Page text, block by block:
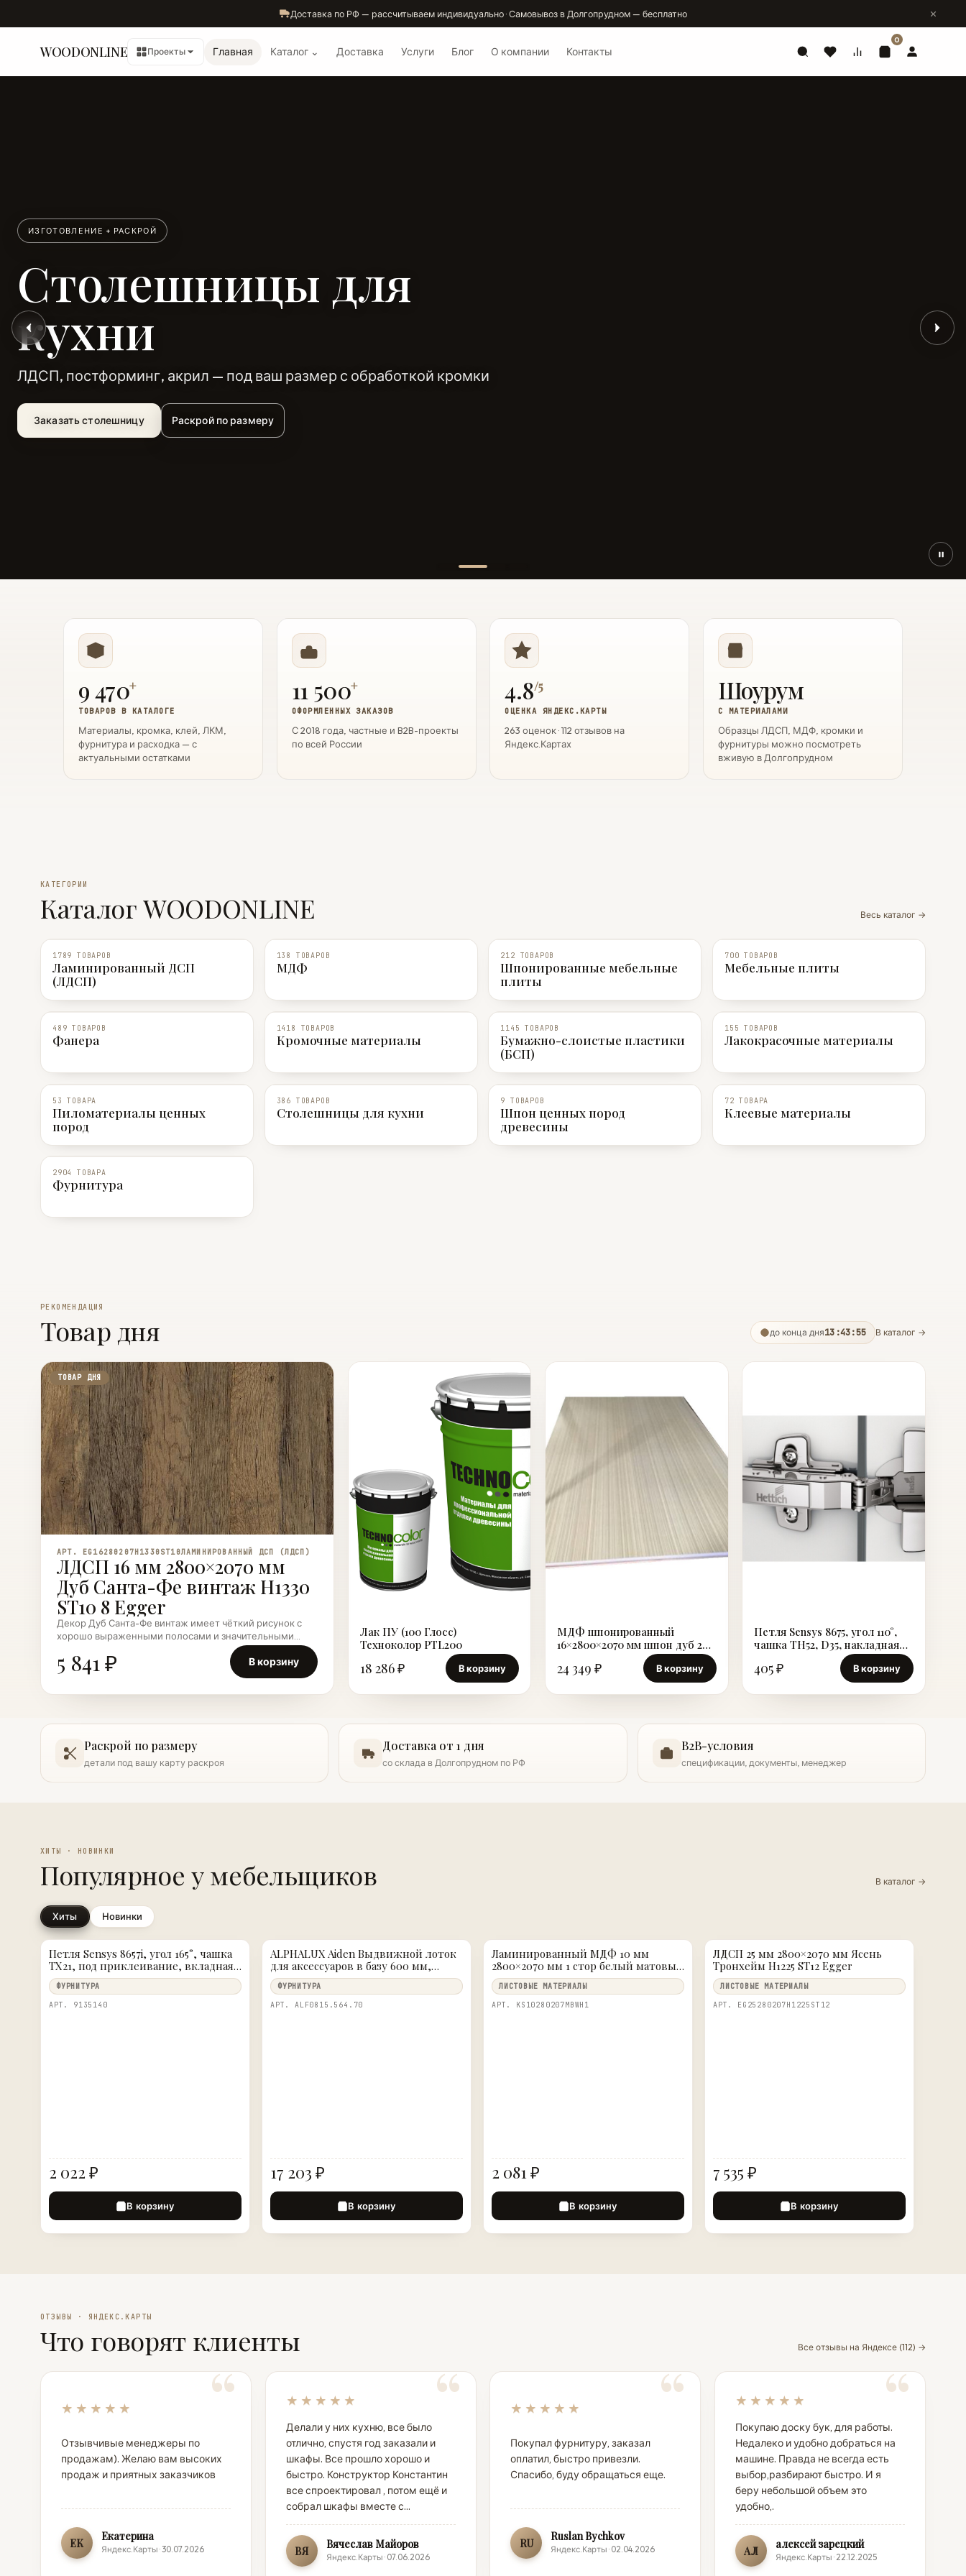
Доставка по РФ — рассчитываем индивидуально · Самовывоз в Долгопрудном — бесплатно
WOODONLINE Проекты Главная Каталог ⌄ Доставка Услуги Блог О компании Контакты
0
ИЗГОТОВЛЕНИЕ + РАСКРОЙ
Столешницы для
кухни
ЛДСП, постформинг, акрил — под ваш размер с обработкой кромки
Заказать столешницу Раскрой по размеру
9 470+
ТОВАРОВ В КАТАЛОГЕ
Материалы, кромка, клей, ЛКМ,
фурнитура и расходка — с
актуальными остатками
11 500+
ОФОРМЛЕННЫХ ЗАКАЗОВ
С 2018 года, частные и B2B-проекты
по всей России
4.8/5
ОЦЕНКА ЯНДЕКС.КАРТЫ
263 оценок · 112 отзывов на
Яндекс.Картах
Шоурум
С МАТЕРИАЛАМИ
Образцы ЛДСП, МДФ, кромки и
фурнитуры можно посмотреть
вживую в Долгопрудном
КАТЕГОРИИ
Каталог WOODONLINE Весь каталог →
1789 ТОВАРОВ
Ламинированный ДСП
(ЛДСП)
138 ТОВАРОВ
МДФ
212 ТОВАРОВ
Шпонированные мебельные
плиты
700 ТОВАРОВ
Мебельные плиты
489 ТОВАРОВ
Фанера
1418 ТОВАРОВ
Кромочные материалы
1145 ТОВАРОВ
Бумажно-слоистые пластики
(БСП)
155 ТОВАРОВ
Лакокрасочные материалы
53 ТОВАРА
Пиломатериалы ценных
пород
386 ТОВАРОВ
Столешницы для кухни
9 ТОВАРОВ
Шпон ценных пород
древесины
72 ТОВАРА
Клеевые материалы
2904 ТОВАРА
Фурнитура
РЕКОМЕНДАЦИЯ
Товар дня до конца дня13:43:53 В каталог →
Лак ПУ (100 Глосс)
Техноколор PTL200
18 286 ₽ В корзину
МДФ шпонированный
16×2800×2070 мм шпон дуб 2
24 349 ₽ В корзину
Петля Sensys 8675, угол 110°,
чашка TH52, D35, накладная
405 ₽ В корзину
ТОВАР ДНЯ
АРТ. EG16280207H1330ST10ЛАМИНИРОВАННЫЙ ДСП (ЛДСП)
ЛДСП 16 мм 2800×2070 мм
Дуб Санта-Фе винтаж H1330
ST10 8 Egger
Декор Дуб Санта-Фе винтаж имеет чёткий рисунок с
хорошо выраженными полосами и значительными
5 841 ₽ В корзину
Раскрой по размеру
детали под вашу карту раскроя
Доставка от 1 дня
со склада в Долгопрудном по РФ
B2B-условия
спецификации, документы, менеджер
ХИТЫ · НОВИНКИ
Популярное у мебельщиков В каталог →
Хиты Новинки
Петля Sensys 8657i, угол 165°, чашка
TX21, под приклеивание, вкладная,
B4, никелированная
ФУРНИТУРА
АРТ. 9135140
2 022 ₽
В корзину
ALPHALUX Aiden Выдвижной лоток
для аксессуаров в базу 600 мм,
564×420×133 (ШхГхВ), экокожа,
шампань
ФУРНИТУРА
АРТ. ALF0815.564.70
17 203 ₽
В корзину
Ламинированный МДФ 10 мм
2800×2070 мм 1 стор белый матовый
Кастамону
ЛИСТОВЫЕ МАТЕРИАЛЫ
АРТ. KS10280207МВWH1
2 081 ₽
В корзину
ЛДСП 25 мм 2800×2070 мм Ясень
Тронхейм H1225 ST12 Egger
ЛИСТОВЫЕ МАТЕРИАЛЫ
АРТ. EG25280207H1225ST12
7 535 ₽
В корзину
ОТЗЫВЫ · ЯНДЕКС.КАРТЫ
Что говорят клиенты Все отзывы на Яндексе (112) →
★★★★★
Отзывчивые менеджеры по
продажам). Желаю вам высоких
продаж и приятных заказчиков
ЕК Екатерина
Яндекс.Карты · 30.07.2026
★★★★★
Делали у них кухню, все было
отлично, спустя год заказали и
шкафы. Все прошло хорошо и
быстро. Конструктор Константин
все спроектировал , потом ещё и
собрал шкафы вместе с...
ВЯ Вячеслав Майоров
Яндекс.Карты · 07.06.2026
★★★★★
Покупал фурнитуру, заказал
оплатил, быстро привезли.
Спасибо, буду обращаться еще.
RU Ruslan Bychkov
Яндекс.Карты · 02.04.2026
★★★★★
Покупаю доску бук, для работы.
Недалеко и удобно добраться на
машине. Правда не всегда есть
выбор,разбирают быстро. И я
беру небольшой объем это
удобно,.
АЛ алексей зарецкий
Яндекс.Карты · 22.12.2025